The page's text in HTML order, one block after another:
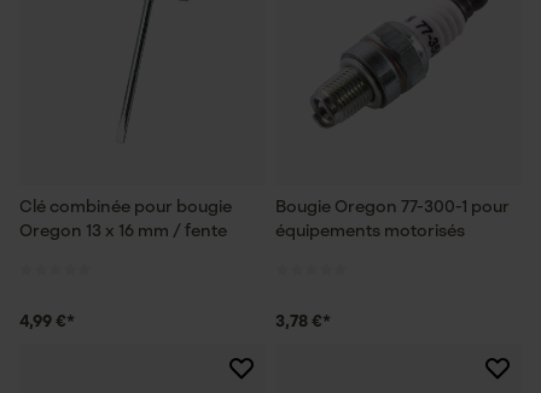
Clé combinée pour bougie
Oregon 13 x 16 mm / fente
4,99 €*
Bougie Oregon 77-300-1 pour
équipements motorisés
3,78 €*